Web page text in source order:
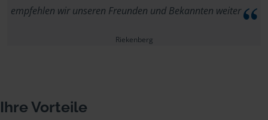
empfehlen wir unseren Freunden und Bekannten weiter
Riekenberg
Ihre Vorteile